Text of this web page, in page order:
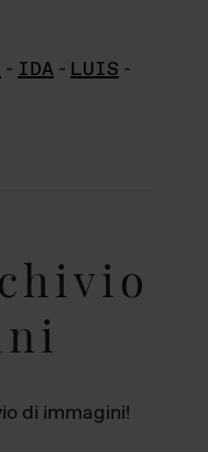
- IDA - LUIS -
di immagini!